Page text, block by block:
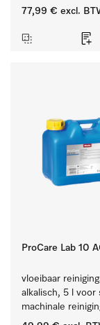
77,99 € excl.
ProCare Lab 10
vloeibaar
alkalisch, 5 l voor
machinale